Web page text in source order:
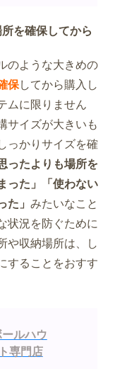
を確保してから
のような大きめの
保してから購入し
ムに限りません
サイズが大きいも
っかりサイズを確
ったよりも場所を
った」「使わない
」 みたいなこと
状況を防ぐために
や収納場所は、し
することをおすす
ルハウ
専門店